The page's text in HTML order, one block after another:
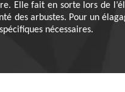
Elle fait en sorte lors de
des arbustes. Pour un
nécessaires.